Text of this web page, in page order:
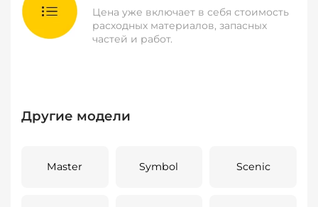
Цена уже включает в себя стоимость
расходных материалов, запасных
частей и работ.
Другие модели
Master Symbol Scenic